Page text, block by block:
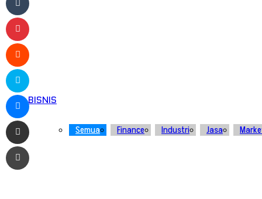
BISNIS
Semua Finance Industri Jasa
Messenger